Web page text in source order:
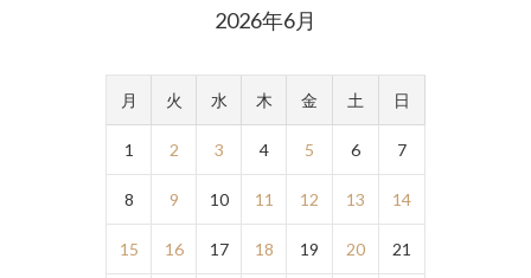
2026年6月
月 火 水 木 金 土 日
1 2 3 4 5 6 7
8 9 10 11 12 13 14
15 16 17 18 19 20 21